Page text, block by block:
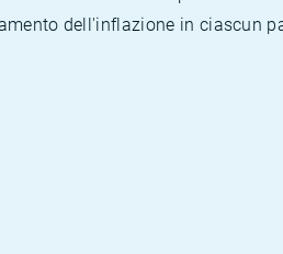
dell'inflazione in ciascun